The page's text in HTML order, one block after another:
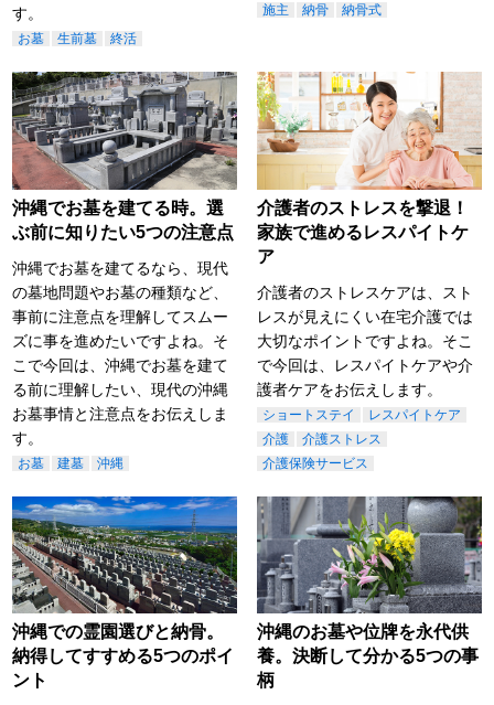
す。
お墓 生前墓 終活
施主 納骨 納骨式
沖縄でお墓を建てる時。選
ぶ前に知りたい5つの注意点
沖縄でお墓を建てるなら、現代
の墓地問題やお墓の種類など、
事前に注意点を理解してスムー
ズに事を進めたいですよね。そ
こで今回は、沖縄でお墓を建て
る前に理解したい、現代の沖縄
お墓事情と注意点をお伝えしま
す。
お墓 建墓 沖縄
介護者のストレスを撃退！
家族で進めるレスパイトケ
ア
介護者のストレスケアは、スト
レスが見えにくい在宅介護では
大切なポイントですよね。そこ
で今回は、レスパイトケアや介
護者ケアをお伝えします。
ショートステイ
レスパイトケア
介護
介護ストレス
介護保険サービス
沖縄での霊園選びと納骨。
納得してすすめる5つのポイ
ント
沖縄のお墓や位牌を永代供
養。決断して分かる5つの事
柄